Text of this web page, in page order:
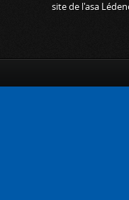
site de l'asa